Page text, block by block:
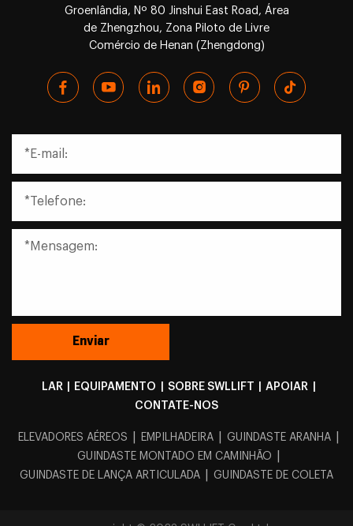
Groenlândia, Nº 80 Jinshui East Road, Área
de Zhengzhou, Zona Piloto de Livre
Comércio de Henan (Zhengdong)
LAR EQUIPAMENTO SOBRE SWLLIFT APOIAR
CONTATE-NOS
ELEVADORES AÉREOS EMPILHADEIRA GUINDASTE ARANHA
GUINDASTE MONTADO EM CAMINHÃO
GUINDASTE DE LANÇA ARTICULADA GUINDASTE DE COLETA